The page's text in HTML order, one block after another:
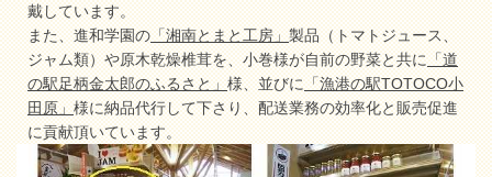
戴しています。
また、進和学園の「湘南とまと工房」製品（トマトジュース、
ジャム類）や原木乾燥椎茸を、小巻様が自前の野菜と共に「道
の駅足柄金太郎のふるさと」様、並びに「漁港の駅TOTOCO小
田原」様に納品代行して下さり、配送業務の効率化と販売促進
に貢献頂いています。